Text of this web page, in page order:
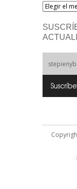
Archivo